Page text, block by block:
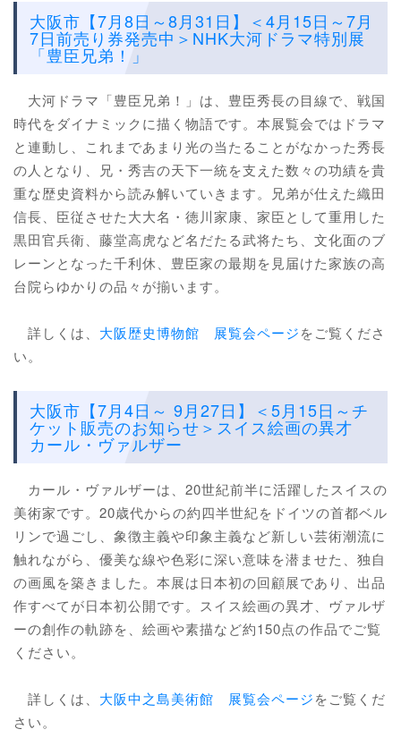
大阪市【7月8日～8月31日】＜4月15日～7月
7日前売り券発売中＞NHK大河ドラマ特別展
「豊臣兄弟！」
大河ドラマ「豊臣兄弟！」は、豊臣秀長の目線で、戦国
時代をダイナミックに描く物語です。本展覧会ではドラマ
と連動し、これまであまり光の当たることがなかった秀長
の人となり、兄・秀吉の天下一統を支えた数々の功績を貴
重な歴史資料から読み解いていきます。兄弟が仕えた織田
信長、臣従させた大大名・徳川家康、家臣として重用した
黒田官兵衛、藤堂高虎など名だたる武将たち、文化面のブ
レーンとなった千利休、豊臣家の最期を見届けた家族の高
台院らゆかりの品々が揃います。
詳しくは、 大阪歴史博物館 展覧会ページをご覧くださ
い。
大阪市【7月4日～ 9月27日】＜5月15日～チ
ケット販売のお知らせ＞スイス絵画の異才
カール・ヴァルザー
カール・ヴァルザーは、20世紀前半に活躍したスイスの
美術家です。20歳代からの約四半世紀をドイツの首都ベル
リンで過ごし、象徴主義や印象主義など新しい芸術潮流に
触れながら、優美な線や色彩に深い意味を潜ませた、独自
の画風を築きました。本展は日本初の回顧展であり、出品
作すべてが日本初公開です。スイス絵画の異才、ヴァルザ
ーの創作の軌跡を、絵画や素描など約150点の作品でご覧
ください。
詳しくは、 大阪中之島美術館 展覧会ページをご覧くだ
さい。